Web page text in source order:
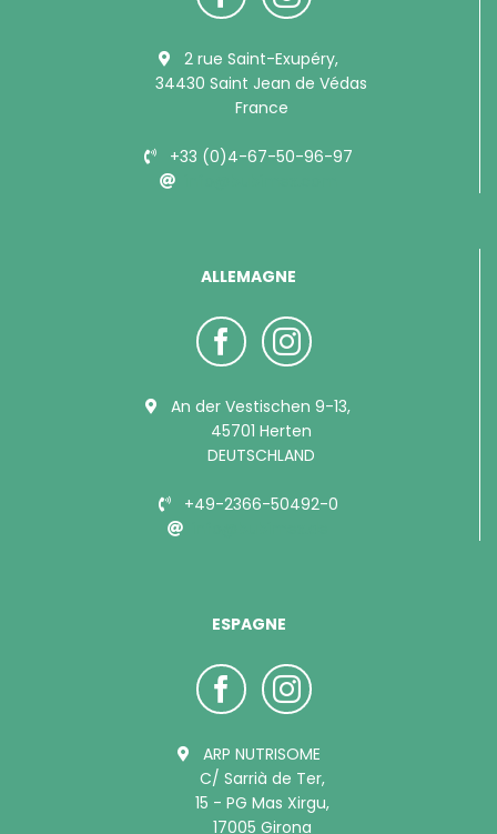
2 rue Saint-Exupéry,
34430 Saint Jean de Védas
France
+33 (0)4-67-50-96-97
ALLEMAGNE
An der Vestischen 9-13,
45701 Herten
DEUTSCHLAND
+49-2366-50492-0
ESPAGNE
ARP NUTRISOME
C/ Sarrià de Ter,
15 - PG Mas Xirgu,
17005 Girona